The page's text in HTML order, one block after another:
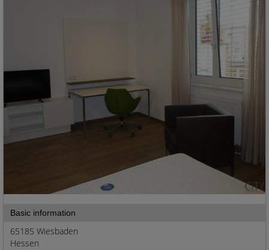
Basic information
65185 Wiesbaden
Hessen